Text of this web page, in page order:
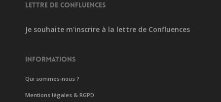
LETTRE DE CONFLUENCES
Je souhaite m'inscrire à la lettre de Confluences
INFORMATIONS
Qui sommes-nous ?
Mentions légales & RGPD